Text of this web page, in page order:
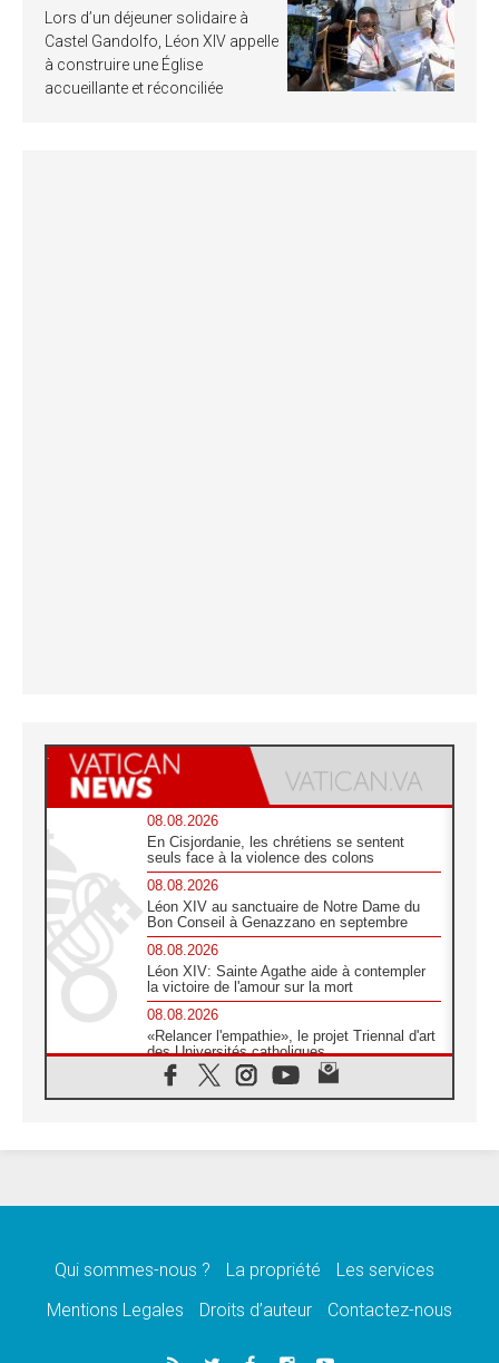
Lors d’un déjeuner solidaire à
Castel Gandolfo, Léon XIV appelle
à construire une Église
accueillante et réconciliée
08.08.2026
En Cisjordanie, les chrétiens se sentent
seuls face à la violence des colons
08.08.2026
Léon XIV au sanctuaire de Notre Dame du
Bon Conseil à Genazzano en septembre
08.08.2026
Léon XIV: Sainte Agathe aide à contempler
la victoire de l'amour sur la mort
08.08.2026
«Relancer l'empathie», le projet Triennal d'art
des Universités catholiques
08.08.2026
Signis 2026, donner la parole aux religieuses
07.08.2026
07.08.2026
de l'Assomption et mémoire nationale
«La paix commence par l'empathie» estime
Qui sommes-nous ? La propriété
Les services
Mentions Legales
Droits d’auteur Contactez-nous